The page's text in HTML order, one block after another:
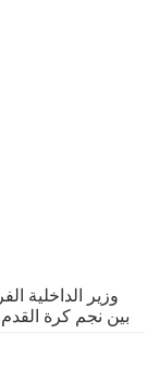
وزير الداخلية
بين نجم كرة